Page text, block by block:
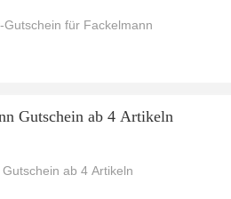
Gutschein für Fackelmann
Gutschein ab 4 Artikeln
ab 4 Artikeln